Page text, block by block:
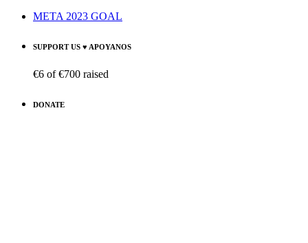
META 2023 GOAL
SUPPORT US ♥ APOYANOS
€6 of€700 raised
DONATE